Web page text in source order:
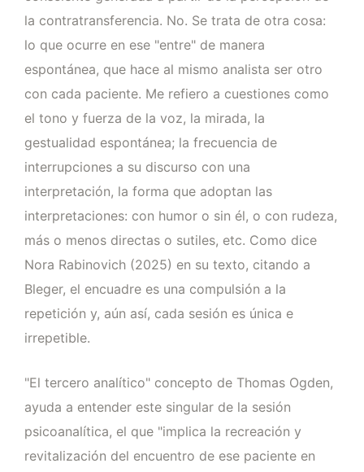
la contratransferencia. No. Se trata de otra cosa:
lo que ocurre en ese "entre" de manera
espontánea, que hace al mismo analista ser otro
con cada paciente. Me refiero a cuestiones como
el tono y fuerza de la voz, la mirada, la
gestualidad espontánea; la frecuencia de
interrupciones a su discurso con una
interpretación, la forma que adoptan las
interpretaciones: con humor o sin él, o con rudeza,
más o menos directas o sutiles, etc. Como dice
Nora Rabinovich (2025) en su texto, citando a
Bleger, el encuadre es una compulsión a la
repetición y, aún así, cada sesión es única e
irrepetible.
"El tercero analítico" concepto de Thomas Ogden,
ayuda a entender este singular de la sesión
psicoanalítica, el que "implica la recreación y
revitalización del encuentro de ese paciente en